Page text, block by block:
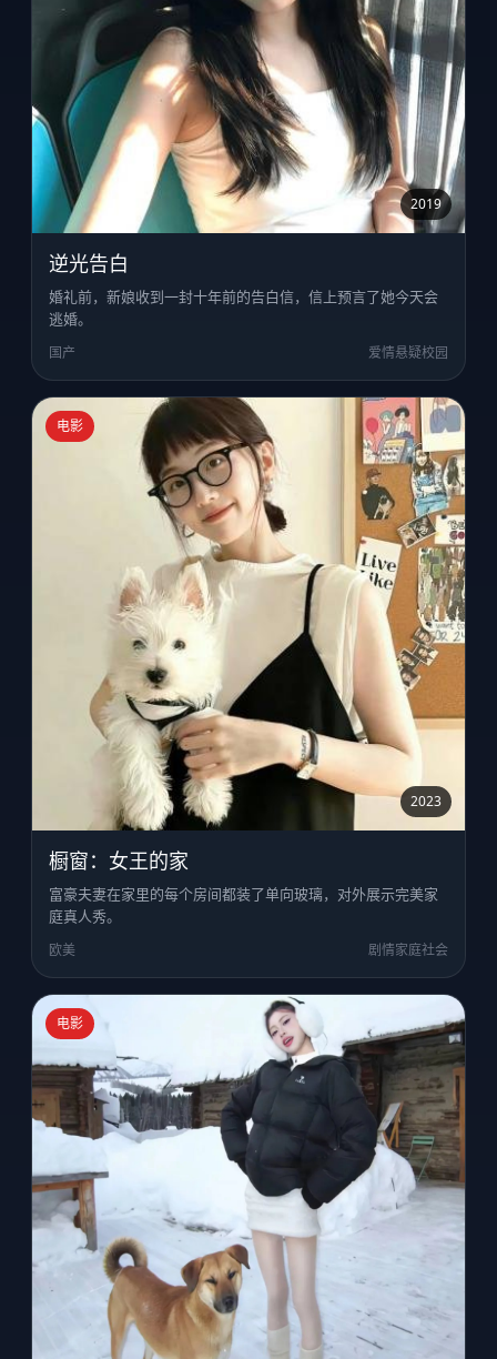
2019
逆光告白
婚礼前，新娘收到一封十年前的告白信，信上预言了她今天会
逃婚。
国产 爱情悬疑校园
电影
2023
橱窗：女王的家
富豪夫妻在家里的每个房间都装了单向玻璃，对外展示完美家
庭真人秀。
欧美 剧情家庭社会
电影